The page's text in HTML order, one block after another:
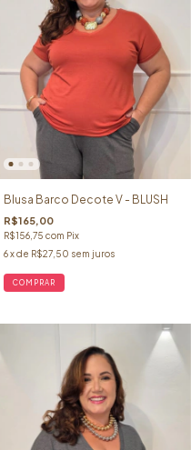
Blusa Barco Decote V - BLUSH
R$165,00
R$156,75 com Pix
6 x de R$27,50 sem juros
COMPRAR